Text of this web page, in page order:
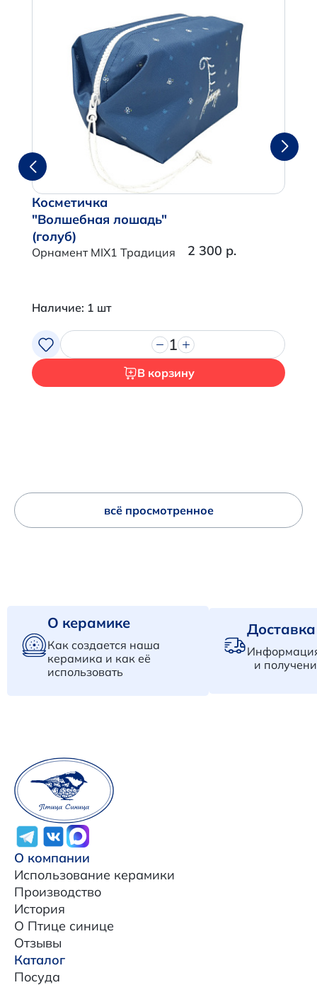
Косметичка
"Волшебная лошадь"
(голуб)
Орнамент MIX1 Традиция 2 300 р.
Наличие: 1 шт
1
В корзину
всё просмотренное
О керамике
Как создается наша
керамика и как её
использовать
и
О компании
Использование керамики
Производство
История
О Птице синице
Отзывы
Каталог
Посуда